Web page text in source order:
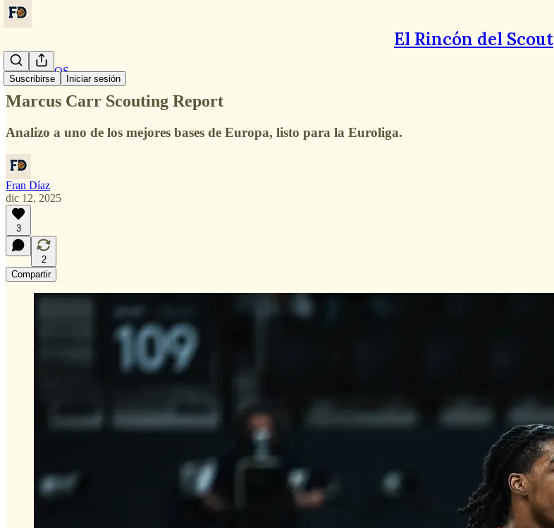
El Rincón del Scout
Suscribirse Iniciar sesión
EURO PROS
Marcus Carr Scouting Report
Analizo a uno de los mejores bases de Europa, listo para la Euroliga.
Fran Díaz
dic 12, 2025
3
2
Compartir